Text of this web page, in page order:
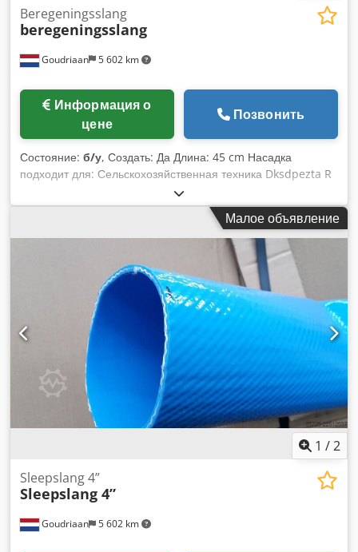
Goudriaan 5 602 km
Beregeningsslang
beregeningsslang
цене
Позвонить
Состояние: б/у, Создать: Да Длина: 45 cm Насадка
подходит для: Сельскохозяйственная техника Dksdpezta R
Малое объявление
1 /2
Goudriaan 5 602 km
Sleepslang 4”
Sleepslang 4”